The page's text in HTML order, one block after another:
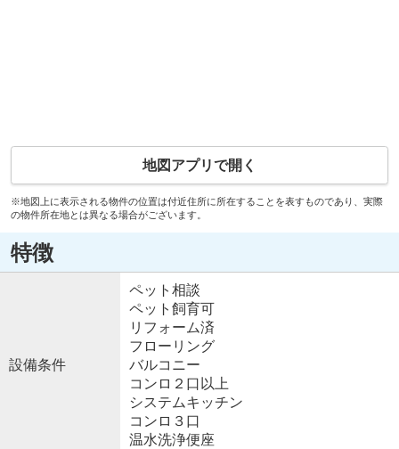
地図アプリで開く
※地図上に表示される物件の位置は付近住所に所在することを表すものであり、実際
の物件所在地とは異なる場合がございます。
特徴
設備条件
ペット相談
ペット飼育可
リフォーム済
フローリング
バルコニー
コンロ２口以上
システムキッチン
コンロ３口
温水洗浄便座